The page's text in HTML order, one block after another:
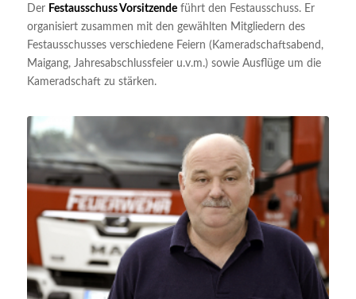
Der Festausschuss Vorsitzendeführt den Festausschuss. Er
organisiert zusammen mit den gewählten Mitgliedern des
Festausschusses verschiedene Feiern (Kameradschaftsabend,
Maigang, Jahresabschlussfeier u.v.m.) sowie Ausflüge um die
Kameradschaft zu stärken.